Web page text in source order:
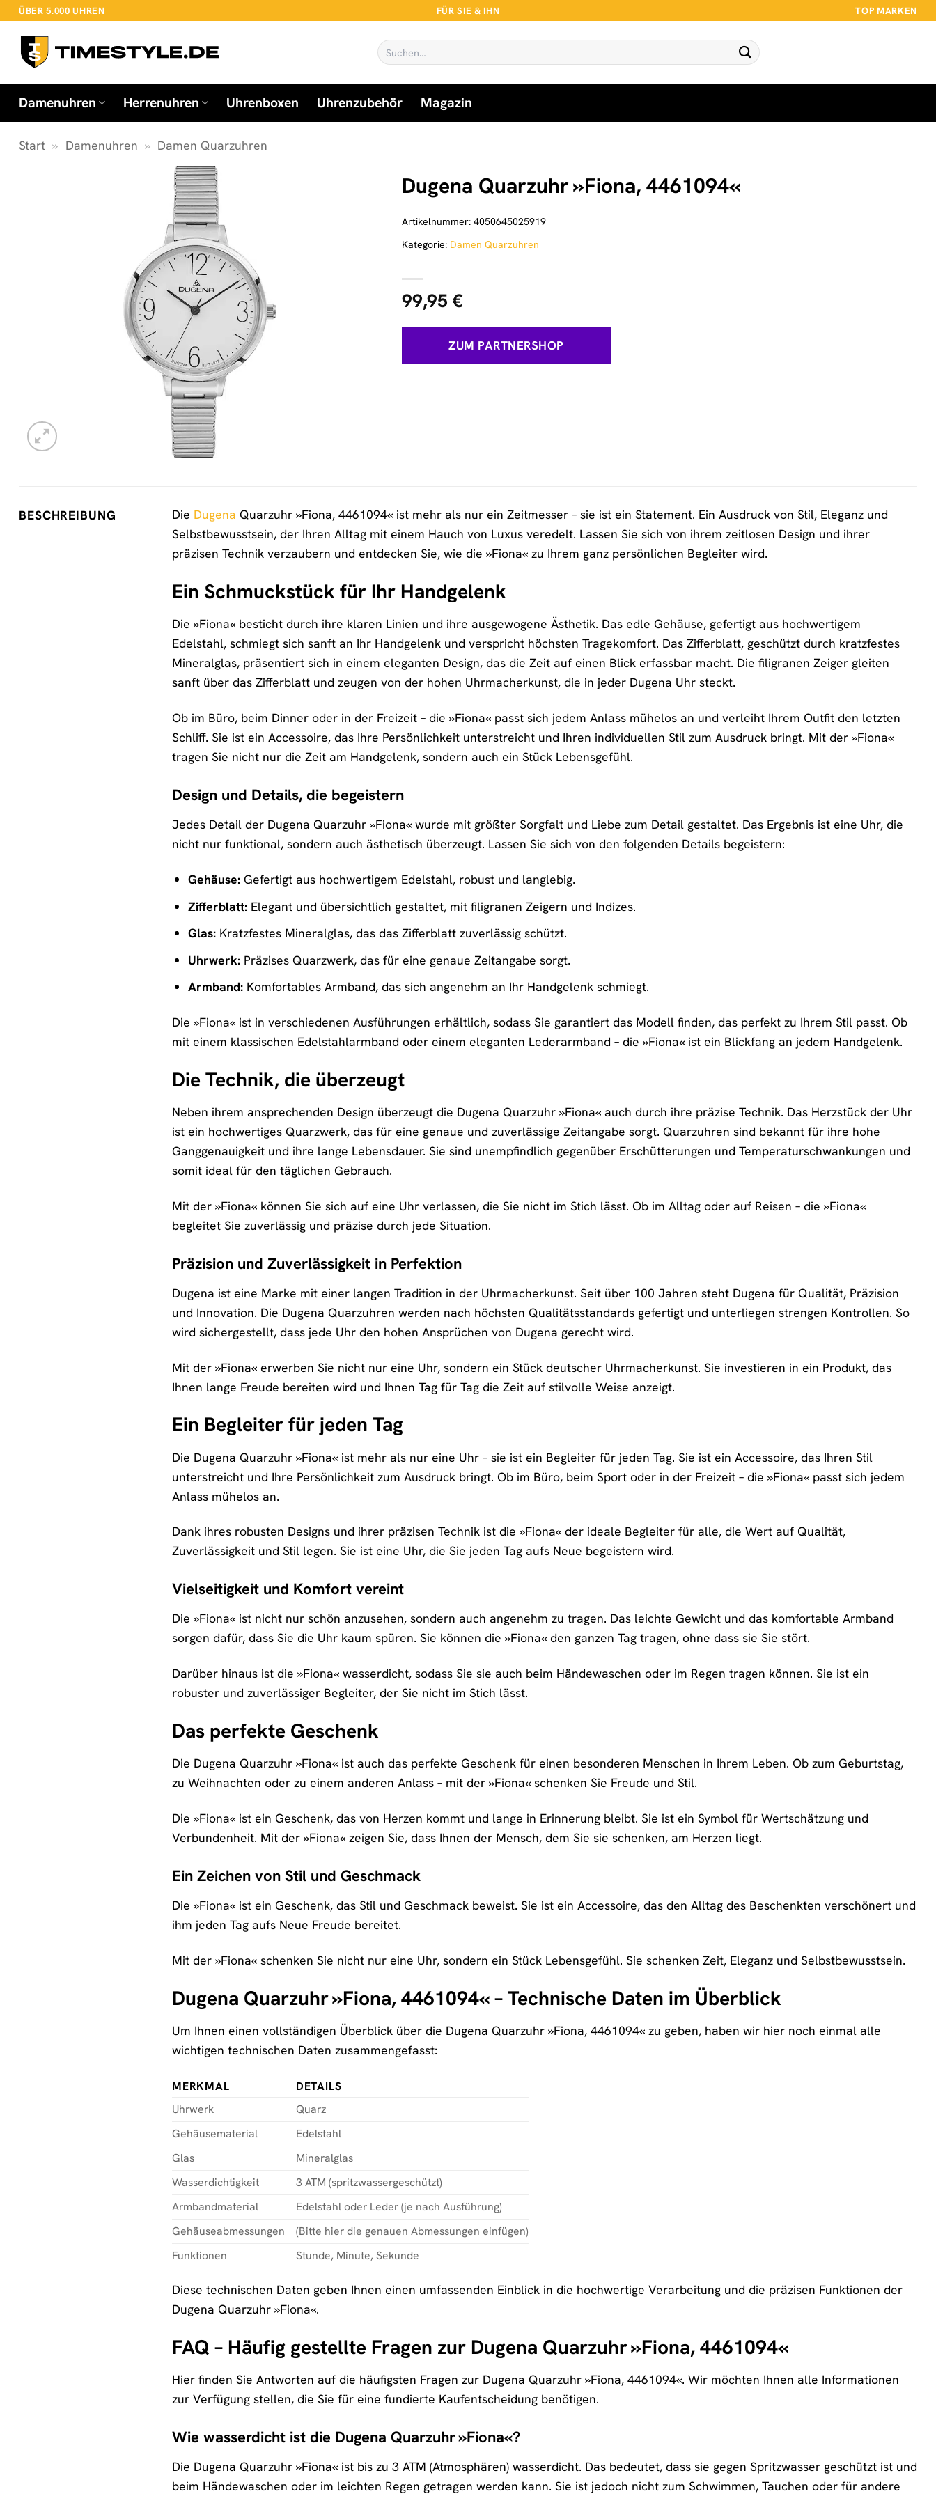
Zum
springen
ÜBER 5.000 UHREN FÜR SIE & IHN TOP MARKEN
Suchen
nach:
Damenuhren Herrenuhren Uhrenboxen Uhrenzubehör Magazin
Start » Damenuhren » Damen Quarzuhren
Dugena Quarzuhr »Fiona, 4461094«
99,95 €
ZUM PARTNERSHOP
Artikelnummer: 4050645025919
Kategorie: Damen Quarzuhren
BESCHREIBUNG Die Dugena Quarzuhr »Fiona, 4461094« ist mehr als nur ein Zeitmesser – sie ist ein Statement. Ein Ausdruck von Stil, Eleganz und
Selbstbewusstsein, der Ihren Alltag mit einem Hauch von Luxus veredelt. Lassen Sie sich von ihrem zeitlosen Design und ihrer
präzisen Technik verzaubern und entdecken Sie, wie die »Fiona« zu Ihrem ganz persönlichen Begleiter wird.
Ein Schmuckstück für Ihr Handgelenk
Die »Fiona« besticht durch ihre klaren Linien und ihre ausgewogene Ästhetik. Das edle Gehäuse, gefertigt aus hochwertigem
Edelstahl, schmiegt sich sanft an Ihr Handgelenk und verspricht höchsten Tragekomfort. Das Zifferblatt, geschützt durch kratzfestes
Mineralglas, präsentiert sich in einem eleganten Design, das die Zeit auf einen Blick erfassbar macht. Die filigranen Zeiger gleiten
sanft über das Zifferblatt und zeugen von der hohen Uhrmacherkunst, die in jeder Dugena Uhr steckt.
Ob im Büro, beim Dinner oder in der Freizeit – die »Fiona« passt sich jedem Anlass mühelos an und verleiht Ihrem Outfit den letzten
Schliff. Sie ist ein Accessoire, das Ihre Persönlichkeit unterstreicht und Ihren individuellen Stil zum Ausdruck bringt. Mit der »Fiona«
tragen Sie nicht nur die Zeit am Handgelenk, sondern auch ein Stück Lebensgefühl.
Design und Details, die begeistern
Jedes Detail der Dugena Quarzuhr »Fiona« wurde mit größter Sorgfalt und Liebe zum Detail gestaltet. Das Ergebnis ist eine Uhr, die
nicht nur funktional, sondern auch ästhetisch überzeugt. Lassen Sie sich von den folgenden Details begeistern:
Gehäuse:Gefertigt aus hochwertigem Edelstahl, robust und langlebig.
Zifferblatt:Elegant und übersichtlich gestaltet, mit filigranen Zeigern und Indizes.
Glas:Kratzfestes Mineralglas, das das Zifferblatt zuverlässig schützt.
Uhrwerk:Präzises Quarzwerk, das für eine genaue Zeitangabe sorgt.
Armband:Komfortables Armband, das sich angenehm an Ihr Handgelenk schmiegt.
Die »Fiona« ist in verschiedenen Ausführungen erhältlich, sodass Sie garantiert das Modell finden, das perfekt zu Ihrem Stil passt. Ob
mit einem klassischen Edelstahlarmband oder einem eleganten Lederarmband – die »Fiona« ist ein Blickfang an jedem Handgelenk.
Die Technik, die überzeugt
Neben ihrem ansprechenden Design überzeugt die Dugena Quarzuhr »Fiona« auch durch ihre präzise Technik. Das Herzstück der Uhr
ist ein hochwertiges Quarzwerk, das für eine genaue und zuverlässige Zeitangabe sorgt. Quarzuhren sind bekannt für ihre hohe
Ganggenauigkeit und ihre lange Lebensdauer. Sie sind unempfindlich gegenüber Erschütterungen und Temperaturschwankungen und
somit ideal für den täglichen Gebrauch.
Mit der »Fiona« können Sie sich auf eine Uhr verlassen, die Sie nicht im Stich lässt. Ob im Alltag oder auf Reisen – die »Fiona«
begleitet Sie zuverlässig und präzise durch jede Situation.
Präzision und Zuverlässigkeit in Perfektion
Dugena ist eine Marke mit einer langen Tradition in der Uhrmacherkunst. Seit über 100 Jahren steht Dugena für Qualität, Präzision
und Innovation. Die Dugena Quarzuhren werden nach höchsten Qualitätsstandards gefertigt und unterliegen strengen Kontrollen. So
wird sichergestellt, dass jede Uhr den hohen Ansprüchen von Dugena gerecht wird.
Mit der »Fiona« erwerben Sie nicht nur eine Uhr, sondern ein Stück deutscher Uhrmacherkunst. Sie investieren in ein Produkt, das
Ihnen lange Freude bereiten wird und Ihnen Tag für Tag die Zeit auf stilvolle Weise anzeigt.
Ein Begleiter für jeden Tag
Die Dugena Quarzuhr »Fiona« ist mehr als nur eine Uhr – sie ist ein Begleiter für jeden Tag. Sie ist ein Accessoire, das Ihren Stil
unterstreicht und Ihre Persönlichkeit zum Ausdruck bringt. Ob im Büro, beim Sport oder in der Freizeit – die »Fiona« passt sich jedem
Anlass mühelos an.
Dank ihres robusten Designs und ihrer präzisen Technik ist die »Fiona« der ideale Begleiter für alle, die Wert auf Qualität,
Zuverlässigkeit und Stil legen. Sie ist eine Uhr, die Sie jeden Tag aufs Neue begeistern wird.
Vielseitigkeit und Komfort vereint
Die »Fiona« ist nicht nur schön anzusehen, sondern auch angenehm zu tragen. Das leichte Gewicht und das komfortable Armband
sorgen dafür, dass Sie die Uhr kaum spüren. Sie können die »Fiona« den ganzen Tag tragen, ohne dass sie Sie stört.
Darüber hinaus ist die »Fiona« wasserdicht, sodass Sie sie auch beim Händewaschen oder im Regen tragen können. Sie ist ein
robuster und zuverlässiger Begleiter, der Sie nicht im Stich lässt.
Das perfekte Geschenk
Die Dugena Quarzuhr »Fiona« ist auch das perfekte Geschenk für einen besonderen Menschen in Ihrem Leben. Ob zum Geburtstag,
zu Weihnachten oder zu einem anderen Anlass – mit der »Fiona« schenken Sie Freude und Stil.
Die »Fiona« ist ein Geschenk, das von Herzen kommt und lange in Erinnerung bleibt. Sie ist ein Symbol für Wertschätzung und
Verbundenheit. Mit der »Fiona« zeigen Sie, dass Ihnen der Mensch, dem Sie sie schenken, am Herzen liegt.
Ein Zeichen von Stil und Geschmack
Die »Fiona« ist ein Geschenk, das Stil und Geschmack beweist. Sie ist ein Accessoire, das den Alltag des Beschenkten verschönert und
ihm jeden Tag aufs Neue Freude bereitet.
Mit der »Fiona« schenken Sie nicht nur eine Uhr, sondern ein Stück Lebensgefühl. Sie schenken Zeit, Eleganz und Selbstbewusstsein.
Dugena Quarzuhr »Fiona, 4461094« – Technische Daten im Überblick
Um Ihnen einen vollständigen Überblick über die Dugena Quarzuhr »Fiona, 4461094« zu geben, haben wir hier noch einmal alle
wichtigen technischen Daten zusammengefasst:
MERKMAL
DETAILS
Uhrwerk
Quarz
Gehäusematerial
Edelstahl
Glas
Mineralglas
Wasserdichtigkeit
3 ATM (spritzwassergeschützt)
Armbandmaterial
Edelstahl oder Leder (je nach Ausführung)
Gehäuseabmessungen
(Bitte hier die genauen Abmessungen einfügen)
Funktionen
Stunde, Minute, Sekunde
Diese technischen Daten geben Ihnen einen umfassenden Einblick in die hochwertige Verarbeitung und die präzisen Funktionen der
Dugena Quarzuhr »Fiona«.
FAQ – Häufig gestellte Fragen zur Dugena Quarzuhr »Fiona, 4461094«
Hier finden Sie Antworten auf die häufigsten Fragen zur Dugena Quarzuhr »Fiona, 4461094«. Wir möchten Ihnen alle Informationen
zur Verfügung stellen, die Sie für eine fundierte Kaufentscheidung benötigen.
Wie wasserdicht ist die Dugena Quarzuhr »Fiona«?
Die Dugena Quarzuhr »Fiona« ist bis zu 3 ATM (Atmosphären) wasserdicht. Das bedeutet, dass sie gegen Spritzwasser geschützt ist und
beim Händewaschen oder im leichten Regen getragen werden kann. Sie ist jedoch nicht zum Schwimmen, Tauchen oder für andere